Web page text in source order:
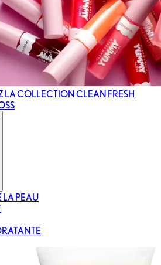
LA COLLECTION CLEAN FRESH
LA PEAU